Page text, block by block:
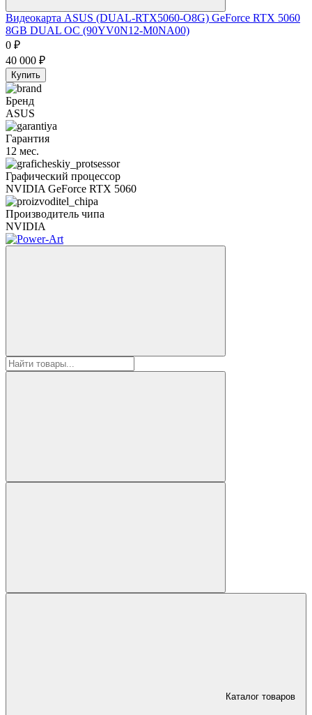
Видеокарта ASUS (DUAL-RTX5060-O8G) GeForce RTX 5060
8GB DUAL OC (90YV0N12-M0NA00)
0 ₽
40 000 ₽
Купить
Бренд
ASUS
Гарантия
12 мес.
Графический процессор
NVIDIA GeForce RTX 5060
Производитель чипа
NVIDIA
Каталог товаров